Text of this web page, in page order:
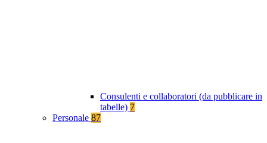
Consulenti e collaboratori (da pubblicare in
tabelle) 7
Personale 87